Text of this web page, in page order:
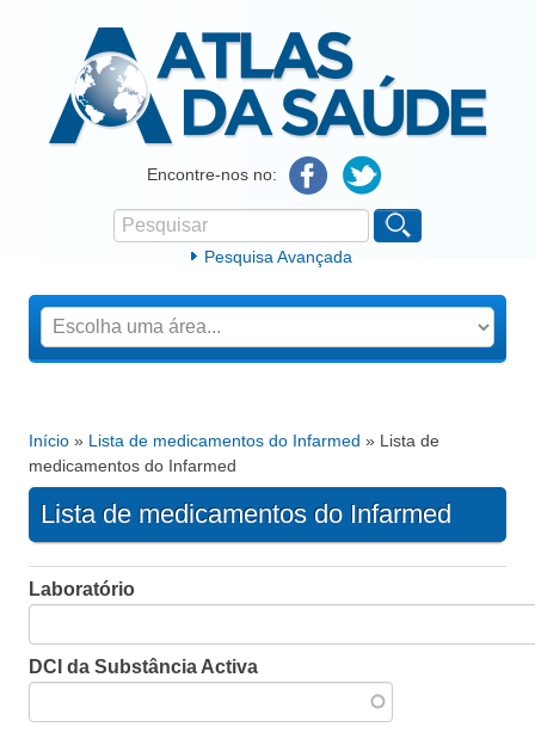
Atlas da SaúdeEncontre-nos no:
Formulário de procura
Pesquisar
Pesquisa Avançada
Está aqui
Início » Lista de medicamentos do Infarmed » Lista de
medicamentos do Infarmed
Lista de medicamentos do Infarmed
Laboratório
DCI da Substância Activa